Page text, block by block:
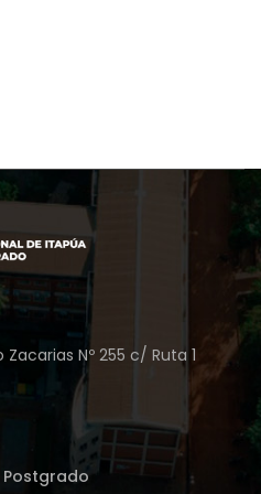
DE
EN EL
PERIODO 2009 –
Nº 255 c/ Ruta 1
Postgrado